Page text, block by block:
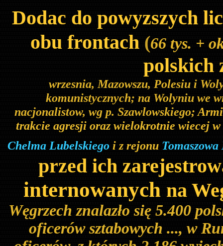
Dodac do powyzszych
obu frontach (66 tys. +
polskich
wrzesnia, Mazowszu, Polesiu i
komunistycznych; na Wolyniu we
nacjonalistow, wg p. Szawlowskiego;
trakcie agresji oraz wielokrotnie wiecej
Chelma Lubelskiego i z rejonu
przed ich
internowanych na
Węgrzech znalazło się 5.400
oficerów sztabowych ..., w